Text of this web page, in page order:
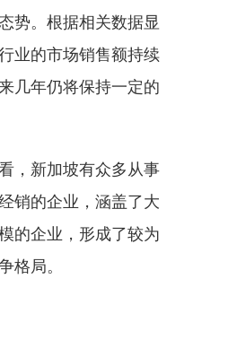
势。根据相关数据显
业的市场销售额持续
几年仍将保持一定的
，新加坡有众多从事
销的企业，涵盖了大
的企业，形成了较为
格局。